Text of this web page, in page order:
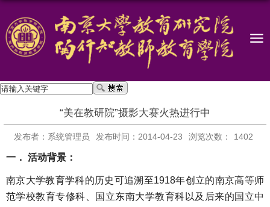
“美在教研院”摄影大赛火热进行中
发布者：系统管理员 发布时间：2014-04-23 浏览次数： 1402
一． 活动背景：
南京大学教育学科的历史可追溯至1918年创立的南京高等师
范学校教育专修科、国立东南大学教育科以及后来的国立中